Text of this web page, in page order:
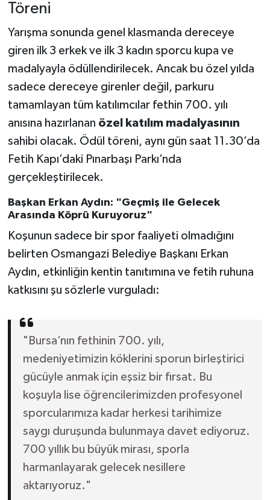
Töreni
Yarışma sonunda genel klasmanda dereceye
giren ilk 3 erkek ve ilk 3 kadın sporcu kupa ve
madalyayla ödüllendirilecek. Ancak bu özel yılda
sadece dereceye girenler değil, parkuru
tamamlayan tüm katılımcılar fethin 700. yılı
anısına hazırlanan özel katılım madalyasının
sahibi olacak. Ödül töreni, aynı gün saat 11.30’da
Fetih Kapı’daki Pınarbaşı Parkı’nda
gerçekleştirilecek.
Başkan Erkan Aydın: "Geçmiş ile Gelecek
Arasında Köprü Kuruyoruz"
Koşunun sadece bir spor faaliyeti olmadığını
belirten Osmangazi Belediye Başkanı Erkan
Aydın, etkinliğin kentin tanıtımına ve fetih ruhuna
katkısını şu sözlerle vurguladı:
"Bursa’nın fethinin 700. yılı,
medeniyetimizin köklerini sporun birleştirici
gücüyle anmak için eşsiz bir fırsat. Bu
koşuyla lise öğrencilerimizden profesyonel
sporcularımıza kadar herkesi tarihimize
saygı duruşunda bulunmaya davet ediyoruz.
700 yıllık bu büyük mirası, sporla
harmanlayarak gelecek nesillere
aktarıyoruz."